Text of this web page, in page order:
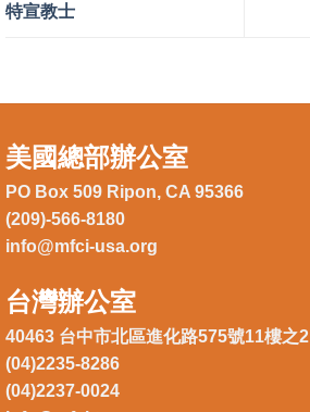
特宣教士
美國總部辦公室
PO Box 509 Ripon, CA 95366
(209)-566-8180
info@mfci-usa.org
台灣辦公室
40463 台中市北區進化路575號11樓之2
(04)2235-8286
(04)2237-0024